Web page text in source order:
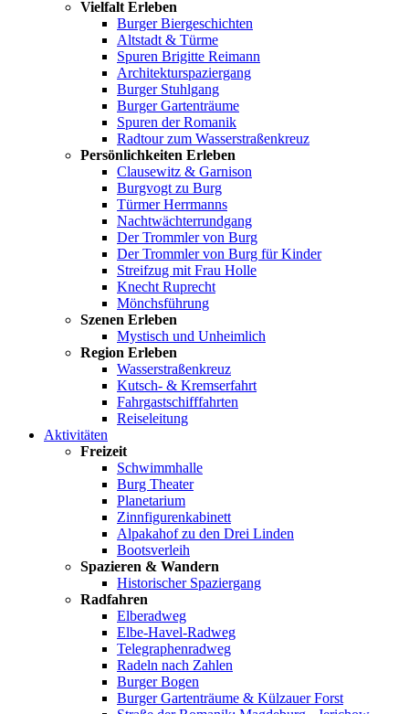
Vielfalt Erleben
Burger Biergeschichten
Altstadt & Türme
Spuren Brigitte Reimann
Architekturspaziergang
Burger Stuhlgang
Burger Gartenträume
Spuren der Romanik
Radtour zum Wasserstraßenkreuz
Persönlichkeiten Erleben
Clausewitz & Garnison
Burgvogt zu Burg
Türmer Herrmanns
Nachtwächterrundgang
Der Trommler von Burg
Der Trommler von Burg für Kinder
Streifzug mit Frau Holle
Knecht Ruprecht
Mönchsführung
Szenen Erleben
Mystisch und Unheimlich
Region Erleben
Wasserstraßenkreuz
Kutsch- & Kremserfahrt
Fahrgastschifffahrten
Reiseleitung
Aktivitäten
Freizeit
Schwimmhalle
Burg Theater
Planetarium
Zinnfigurenkabinett
Alpakahof zu den Drei Linden
Bootsverleih
Spazieren & Wandern
Historischer Spaziergang
Radfahren
Elberadweg
Elbe-Havel-Radweg
Telegraphenradweg
Radeln nach Zahlen
Burger Bogen
Burger Gartenträume & Külzauer Forst